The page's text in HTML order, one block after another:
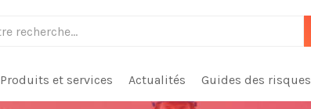
Produits et services Actualités Guides des risques